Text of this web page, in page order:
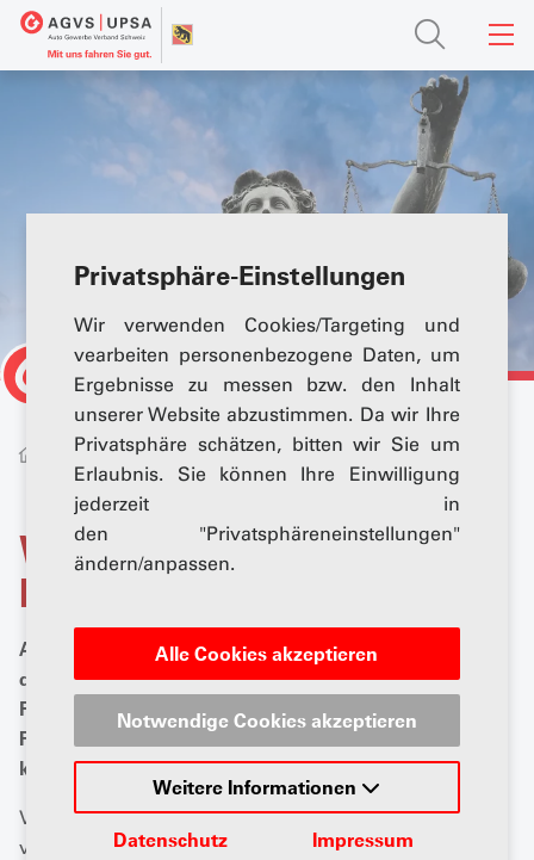
Privatsphäre-Einstellungen
Wir verwenden Cookies/Targeting und
vearbeiten personenbezogene Daten, um
Ergebnisse zu messen bzw. den Inhalt
unserer Website abzustimmen. Da wir Ihre
Privatsphäre schätzen, bitten wir Sie um
Erlaubnis. Sie können Ihre Einwilligung
jederzeit in
den "Privatsphäreneinstellungen"
ändern/anpassen.
Alle Cookies akzeptieren
Notwendige Cookies akzeptieren
Weitere Informationen
Datenschutz Impressum
News & Medien Themenserien Rechtsratgeber
Willkommen zum
Rechtsratgeber
Als Mitglied des AGVS stehen Sie im Zentrum einer
dynamischen Branche, die ständig mit rechtlichen
Fragen und Herausforderungen konfrontiert ist. Unser
Rechtsratgeber wurde entwickelt, um Ihnen einen
klaren Weg durch das juristische Labyrinth zu bieten.
Von Arbeitsrecht bis hin zu Vertragsangelegenheiten,
von Haftungsfragen bis zu regulatorischen